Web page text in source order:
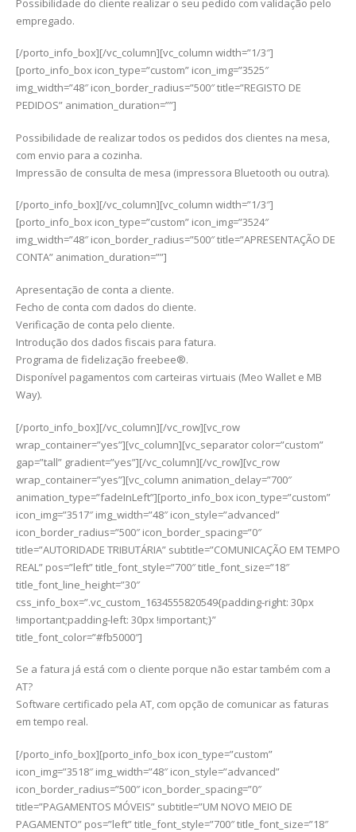
Possibilidade do cliente realizar o seu pedido com validação pelo
empregado.
[/porto_info_box][/vc_column][vc_column width=”1/3″]
[porto_info_box icon_type=”custom” icon_img=”3525″
img_width=”48″ icon_border_radius=”500″ title=”REGISTO DE
PEDIDOS” animation_duration=””]
Possibilidade de realizar todos os pedidos dos clientes na mesa,
com envio para a cozinha.
Impressão de consulta de mesa (impressora Bluetooth ou outra).
[/porto_info_box][/vc_column][vc_column width=”1/3″]
[porto_info_box icon_type=”custom” icon_img=”3524″
img_width=”48″ icon_border_radius=”500″ title=”APRESENTAÇÃO DE
CONTA” animation_duration=””]
Apresentação de conta a cliente.
Fecho de conta com dados do cliente.
Verificação de conta pelo cliente.
Introdução dos dados fiscais para fatura.
Programa de fidelização freebee®.
Disponível pagamentos com carteiras virtuais (Meo Wallet e MB
Way).
[/porto_info_box][/vc_column][/vc_row][vc_row
wrap_container=”yes”][vc_column][vc_separator color=”custom”
gap=”tall” gradient=”yes”][/vc_column][/vc_row][vc_row
wrap_container=”yes”][vc_column animation_delay=”700″
animation_type=”fadeInLeft”][porto_info_box icon_type=”custom”
icon_img=”3517″ img_width=”48″ icon_style=”advanced”
icon_border_radius=”500″ icon_border_spacing=”0″
title=”AUTORIDADE TRIBUTÁRIA” subtitle=”COMUNICAÇÃO EM TEMPO
REAL” pos=”left” title_font_style=”700″ title_font_size=”18″
title_font_line_height=”30″
css_info_box=”.vc_custom_1634555820549{padding-right: 30px
!important;padding-left: 30px !important;}”
title_font_color=”#fb5000″]
Se a fatura já está com o cliente porque não estar também com a
AT?
Software certificado pela AT, com opção de comunicar as faturas
em tempo real.
[/porto_info_box][porto_info_box icon_type=”custom”
icon_img=”3518″ img_width=”48″ icon_style=”advanced”
icon_border_radius=”500″ icon_border_spacing=”0″
title=”PAGAMENTOS MÓVEIS” subtitle=”UM NOVO MEIO DE
PAGAMENTO” pos=”left” title_font_style=”700″ title_font_size=”18″